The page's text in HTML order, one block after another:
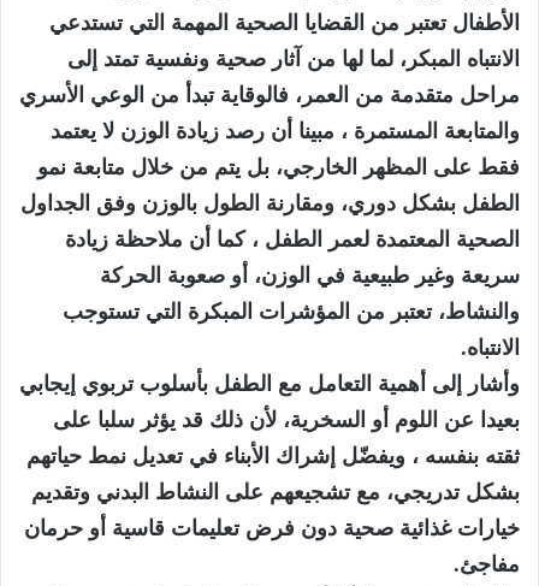
الأطفال تعتبر من القضايا الصحية المهمة التي تستدعي
الانتباه المبكر، لما لها من آثار صحية ونفسية تمتد إلى
مراحل متقدمة من العمر، فالوقاية تبدأ من الوعي الأسري
والمتابعة المستمرة ، مبينا أن رصد زيادة الوزن لا يعتمد
فقط على المظهر الخارجي، بل يتم من خلال متابعة نمو
الطفل بشكل دوري، ومقارنة الطول بالوزن وفق الجداول
الصحية المعتمدة لعمر الطفل ، كما أن ملاحظة زيادة
سريعة وغير طبيعية في الوزن، أو صعوبة الحركة
والنشاط، تعتبر من المؤشرات المبكرة التي تستوجب
الانتباه.
وأشار إلى أهمية التعامل مع الطفل بأسلوب تربوي إيجابي
بعيدا عن اللوم أو السخرية، لأن ذلك قد يؤثر سلبا على
ثقته بنفسه ، ويفضّل إشراك الأبناء في تعديل نمط حياتهم
بشكل تدريجي، مع تشجيعهم على النشاط البدني وتقديم
خيارات غذائية صحية دون فرض تعليمات قاسية أو حرمان
مفاجئ.